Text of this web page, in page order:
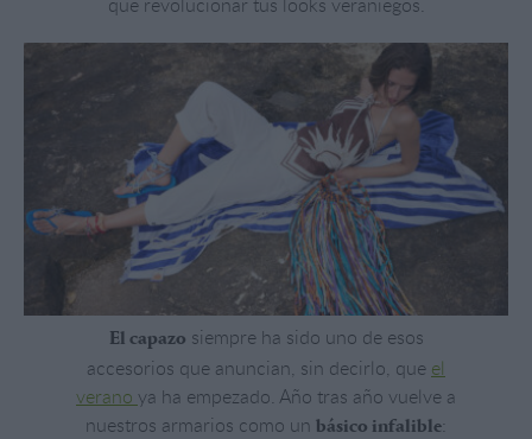
que revolucionar tus looks veraniegos.
El capazo siempre ha sido uno de esos
accesorios que anuncian, sin decirlo, que el
verano ya ha empezado. Año tras año vuelve a
nuestros armarios como un básico infalible: